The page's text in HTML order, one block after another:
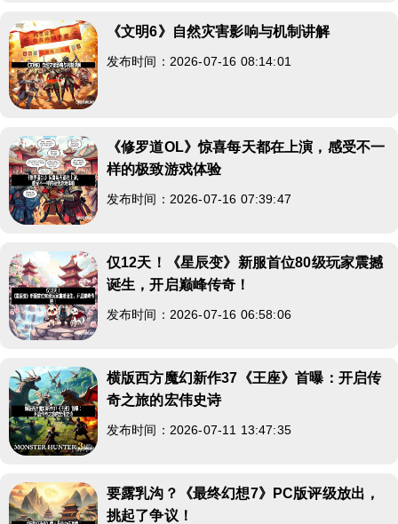
《文明6》自然灾害影响与机制讲解
发布时间：2026-07-16 08:14:01
《修罗道OL》惊喜每天都在上演，感受不一
样的极致游戏体验
发布时间：2026-07-16 07:39:47
仅12天！《星辰变》新服首位80级玩家震撼
诞生，开启巅峰传奇！
发布时间：2026-07-16 06:58:06
横版西方魔幻新作37《王座》首曝：开启传
奇之旅的宏伟史诗
发布时间：2026-07-11 13:47:35
要露乳沟？《最终幻想7》PC版评级放出，
挑起了争议！